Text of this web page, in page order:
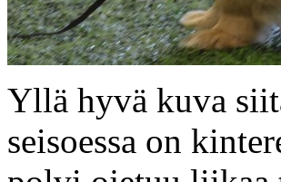
Yllä hyvä kuva
seisoessa on